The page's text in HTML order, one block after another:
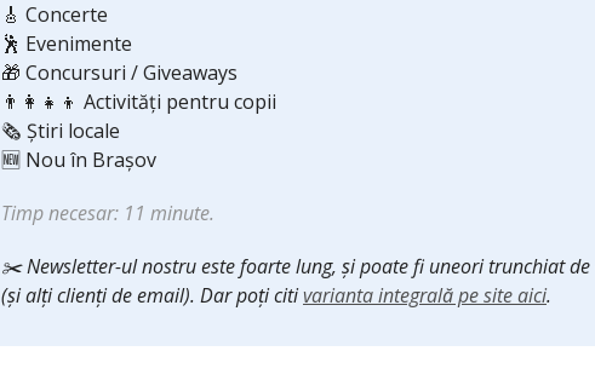
🎸 Concerte
🕺 Evenimente
🎁 Concursuri / Giveaways
👨‍👩‍👧‍👦 Activități pentru copii
🗞️ Știri locale
🆕 Nou în Brașov
Timp necesar: 11 minute.
✂️ Newsletter-ul nostru este foarte lung, și poate fi uneori trunchiat
(și alți clienți de email). Dar poți citivarianta integrală pe site aici.